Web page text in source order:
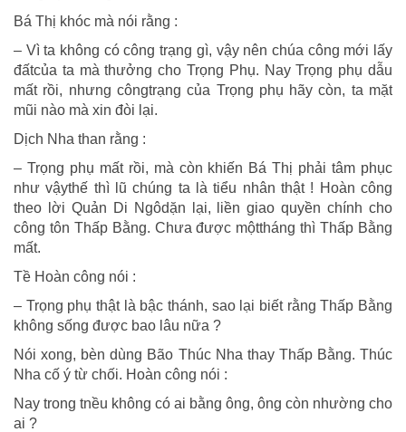
Bá Thị khóc mà nói rằng :
– Vì ta không có công trạng gì, vậy nên chúa công mới lấy
đấtcủa ta mà thưởng cho Trọng Phụ. Nay Trọng phụ dẫu
mất rồi, nhưng côngtrạng của Trọng phụ hãy còn, ta mặt
mũi nào mà xin đòi lại.
Dịch Nha than rằng :
– Trọng phụ mất rồi, mà còn khiến Bá Thị phải tâm phục
như vậythế thì lũ chúng ta là tiểu nhân thật ! Hoàn công
theo lời Quản Di Ngôdặn lại, liền giao quyền chính cho
công tôn Thấp Bằng. Chưa được mộttháng thì Thấp Bằng
mất.
Tề Hoàn công nói :
– Trọng phụ thật là bậc thánh, sao lại biết rằng Thấp Bằng
không sống được bao lâu nữa ?
Nói xong, bèn dùng Bão Thúc Nha thay Thấp Bằng. Thúc
Nha cố ý từ chối. Hoàn công nói :
Nay trong tnều không có ai bằng ông, ông còn nhường cho
ai ?